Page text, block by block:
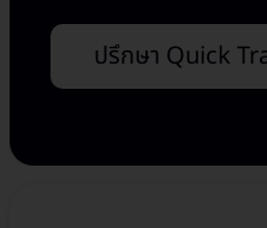
ปรึกษา Quick